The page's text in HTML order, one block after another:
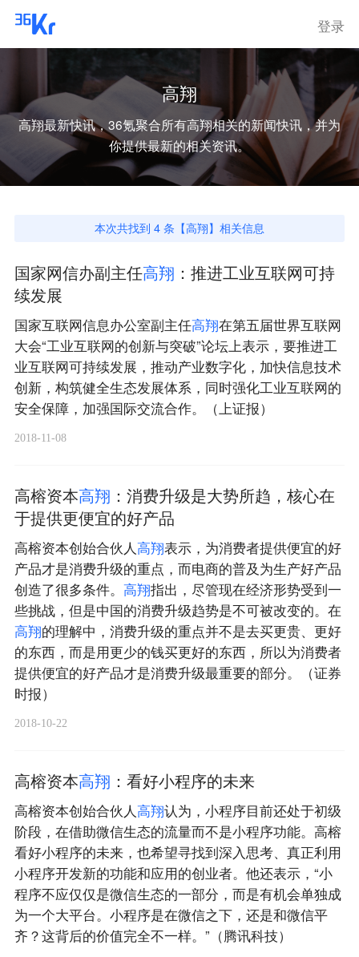
登录
高翔
高翔最新快讯，36氪聚合所有高翔相关的新闻快讯，并为
你提供最新的相关资讯。
本次共找到 4 条【高翔】相关信息
国家网信办副主任高翔 ：推进工业互联网可持
续发展
国家互联网信息办公室副主任高翔在第五届世界互联网
大会“工业互联网的创新与突破”论坛上表示，要推进工
业互联网可持续发展，推动产业数字化，加快信息技术
创新，构筑健全生态发展体系，同时强化工业互联网的
安全保障，加强国际交流合作。（上证报）
2018-11-08
高榕资本高翔 ：消费升级是大势所趋，核心在
于提供更便宜的好产品
高榕资本创始合伙人高翔表示，为消费者提供便宜的好
产品才是消费升级的重点，而电商的普及为生产好产品
创造了很多条件。 高翔指出，尽管现在经济形势受到一
些挑战，但是中国的消费升级趋势是不可被改变的。在
高翔的理解中，消费升级的重点并不是去买更贵、更好
的东西，而是用更少的钱买更好的东西，所以为消费者
提供便宜的好产品才是消费升级最重要的部分。（证券
时报）
2018-10-22
高榕资本高翔 ：看好小程序的未来
高榕资本创始合伙人高翔认为，小程序目前还处于初级
阶段，在借助微信生态的流量而不是小程序功能。高榕
看好小程序的未来，也希望寻找到深入思考、真正利用
小程序开发新的功能和应用的创业者。他还表示，“小
程序不应仅仅是微信生态的一部分，而是有机会单独成
为一个大平台。小程序是在微信之下，还是和微信平
齐？这背后的价值完全不一样。”（腾讯科技）